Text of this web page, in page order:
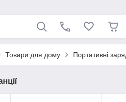
Товари для дому Портативні